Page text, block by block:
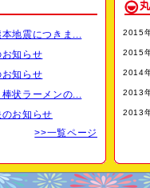
月２１日（水）～８月
１時 ～６時３０分 （※最終日
立てのラーメンをお召し上が
いたします。
地震につきま...
知らせ
知らせ
状ラーメンの...
お知らせ
>>一覧ページ
2015
2015
2014
2013
2013